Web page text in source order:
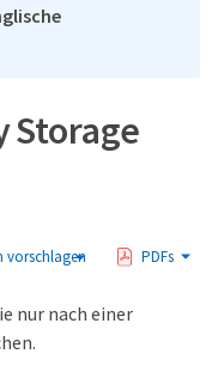
Storage
vorschlagen PDFs
nur nach einer